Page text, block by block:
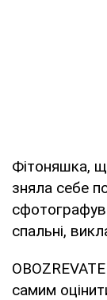
Фітоняшка,
зняла себе
спальні,
самим